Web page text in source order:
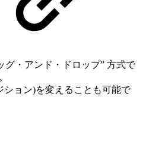
グ・アンド・ドロップ” 方式で
ション)を変えることも可能で